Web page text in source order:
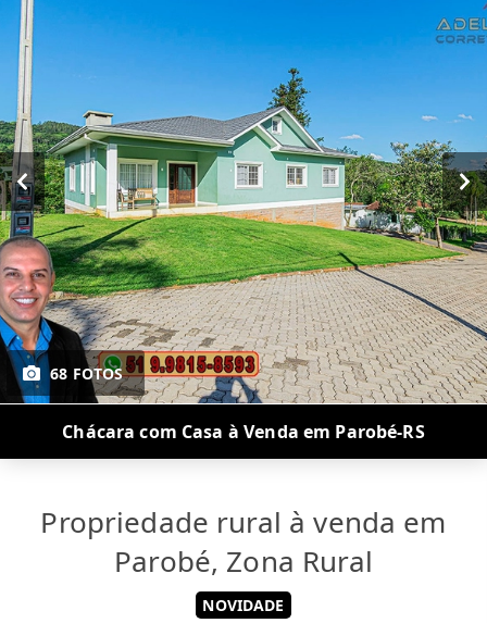
68 FOTOS
Chácara com Casa à Venda em Parobé-RS
Propriedade rural à venda em
Parobé, Zona Rural
NOVIDADE